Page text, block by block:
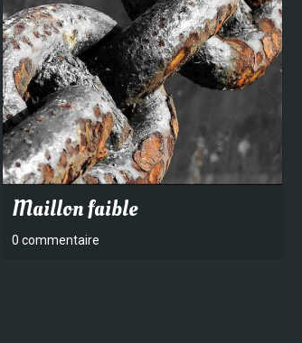
Maillon faible
0 commentaire